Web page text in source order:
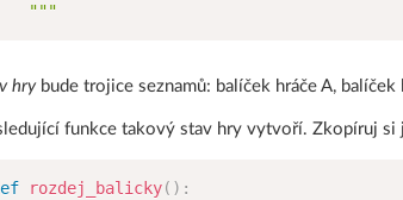
"""
hrybude trojice seznamů: balíček hráče A,
funkce takový stav hry vytvoří. Zkopíruj si
rozdej_balicky( ) :